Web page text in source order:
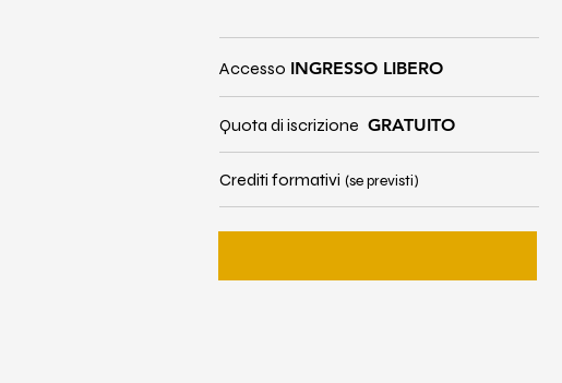
Accesso INGRESSO LIBERO
Quota di iscrizione GRATUITO
Crediti formativi (se previsti)